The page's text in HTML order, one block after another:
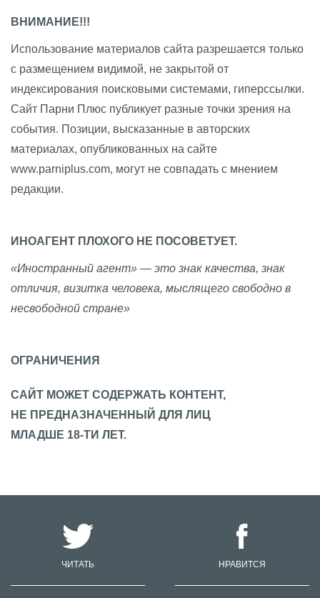
ВНИМАНИЕ!!!
Использование материалов сайта разрешается только
с размещением видимой, не закрытой от
индексирования поисковыми системами, гиперссылки.
Сайт Парни Плюс публикует разные точки зрения на
события. Позиции, высказанные в авторских
материалах, опубликованных на сайте
www.parniplus.com, могут не совпадать с мнением
редакции.
ИНОАГЕНТ ПЛОХОГО НЕ ПОСОВЕТУЕТ.
«Иностранный агент» — это знак качества, знак
отличия, визитка человека, мыслящего свободно в
несвободной стране»
ОГРАНИЧЕНИЯ
САЙТ МОЖЕТ СОДЕРЖАТЬ КОНТЕНТ,
НЕ ПРЕДНАЗНАЧЕННЫЙ ДЛЯ ЛИЦ
МЛАДШЕ 18-ТИ ЛЕТ.
ЧИТАТЬ НРАВИТСЯ